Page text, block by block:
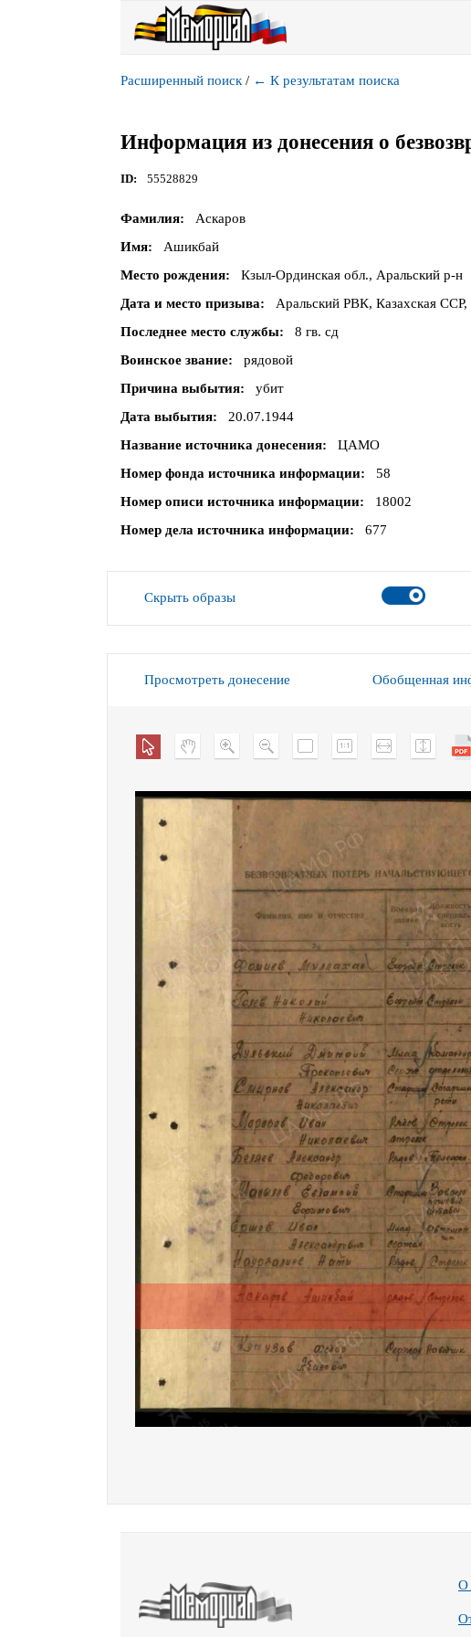
Расширенный поиск / ← К результатам поиска
Информация из донесения о
ID 55528829
Фамилия
Аскаров
Имя
Ашикбай
Место рождения
Кзыл-Ординская обл., Аральский р-н
Дата и место призыва
Аральский РВК, Казахская
Последнее место службы
8 гв. сд
Воинское звание
рядовой
Причина выбытия
убит
Дата выбытия
20.07.1944
Название источника донесения
ЦАМО
Номер фонда источника информации
58
Номер описи источника информации
18002
Номер дела источника информации
677
Скрыть образы
Просмотреть донесение Обобщенная
О